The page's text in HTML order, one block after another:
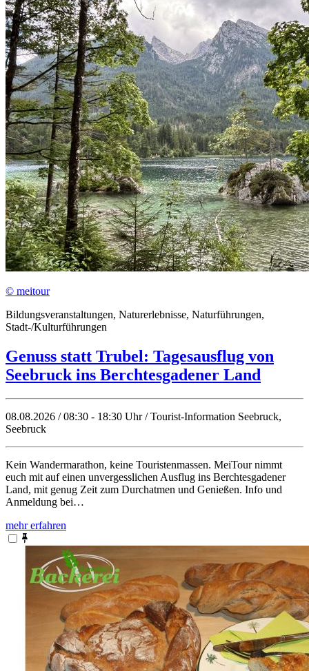
© meitour
Bildungsveranstaltungen, Naturerlebnisse, Naturführungen,
Stadt-/Kulturführungen
Genuss statt Trubel: Tagesausflug von
Seebruck ins Berchtesgadener Land
08.08.2026 / 08:30 - 18:30 Uhr / Tourist-Information Seebruck,
Seebruck
Kein Wandermarathon, keine Touristenmassen. MeiTour nimmt
euch mit auf einen unvergesslichen Ausflug ins Berchtesgadener
Land, mit genug Zeit zum Durchatmen und Genießen. Info und
Anmeldung bei…
mehr erfahren